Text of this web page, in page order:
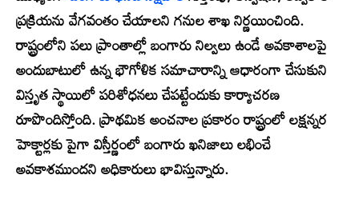
ప్రక్రియను వేగవంతం చేయాలని గనుల శాఖ నిర్ణయించింది.
రాష్ట్రంలోని పలు ప్రాంతాల్లో బంగారు నిల్వలు ఉండే అవకాశాలపై
అందుబాటులో ఉన్న భౌగోళిక సమాచారాన్ని ఆధారంగా చేసుకుని
విస్తృత స్థాయిలో పరిశోధనలు చేపట్టేందుకు కార్యాచరణ
రూపొందిస్తోంది. ప్రాథమిక అంచనాల ప్రకారం రాష్ట్రంలో లక్షన్నర
హెక్టార్లకు పైగా విస్తీర్ణంలో బంగారు ఖనిజాలు లభించే
అవకాశముందని అధికారులు భావిస్తున్నారు.